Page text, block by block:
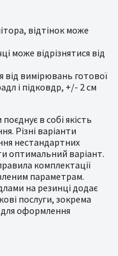
відтінок може
може відрізнятися від
від вимірювань готової
і підковдр, +/- 2 см
в собі якість
Різні варіанти
нестандартних
оптимальний варіант.
комплектації
параметрам.
на резинці додає
послуги, зокрема
оформлення